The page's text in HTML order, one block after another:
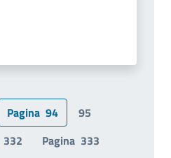
Pagina 94
95
332 Pagina 333